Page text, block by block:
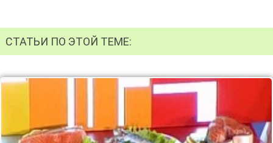
СТАТЬИ ПО ЭТОЙ ТЕМЕ: